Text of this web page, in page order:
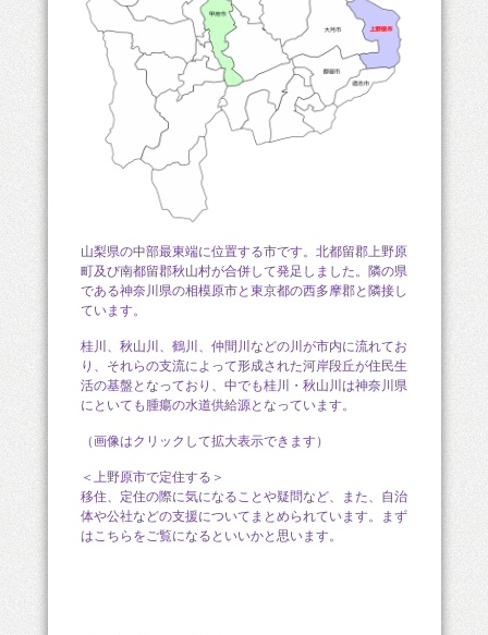
山梨県の中部最東端に位置する市です。北都留郡上野原
町及び南都留郡秋山村が合併して発足しました。隣の県
である神奈川県の相模原市と東京都の西多摩郡と隣接し
ています。
桂川、秋山川、鶴川、仲間川などの川が市内に流れてお
り、それらの支流によって形成された河岸段丘が住民生
活の基盤となっており、中でも桂川・秋山川は神奈川県
にといても腫瘍の水道供給源となっています。
（画像はクリックして拡大表示できます）
＜上野原市で定住する＞
移住、定住の際に気になることや疑問など、また、自治
体や公社などの支援についてまとめられています。まず
はこちらをご覧になるといいかと思います。